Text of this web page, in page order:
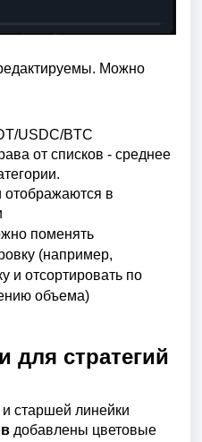
Можно
USDC/BTC
от списков - среднее
отображаются в
поменять
(например,
и отсортировать по
объема)
для стратегий
и старшей линейки
добавлены цветовые